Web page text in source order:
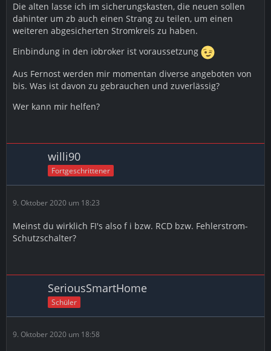
Die alten lasse ich im sicherungskasten, die neuen sollen
dahinter um zb auch einen Strang zu teilen, um einen
weiteren abgesicherten Stromkreis zu haben.
Einbindung in den iobroker ist voraussetzung
Aus Fernost werden mir momentan diverse angeboten von
bis. Was ist davon zu gebrauchen und zuverlässig?
Wer kann mir helfen?
willi90
Fortgeschrittener
9. Oktober 2020 um 18:23
Meinst du wirklich FI's also f i bzw. RCD bzw. Fehlerstrom-
Schutzschalter?
SeriousSmartHome
Schüler
9. Oktober 2020 um 18:58